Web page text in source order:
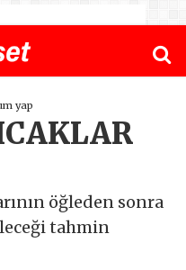
yap
öğleden sonra
tahmin